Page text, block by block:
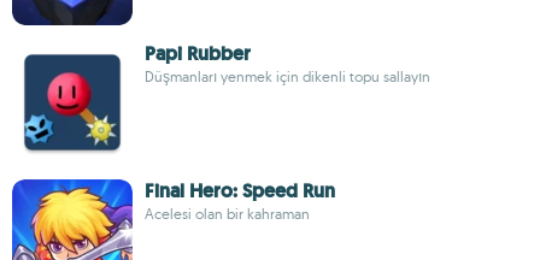
Papi Rubber
Düşmanları yenmek için dikenli topu sallayın
Final Hero: Speed Run
Acelesi olan bir kahraman